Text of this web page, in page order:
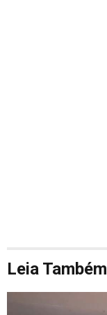
Leia Também